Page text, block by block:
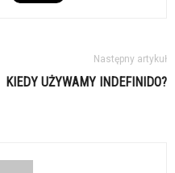
Następny artykuł
KIEDY UŻYWAMY INDEFINIDO?